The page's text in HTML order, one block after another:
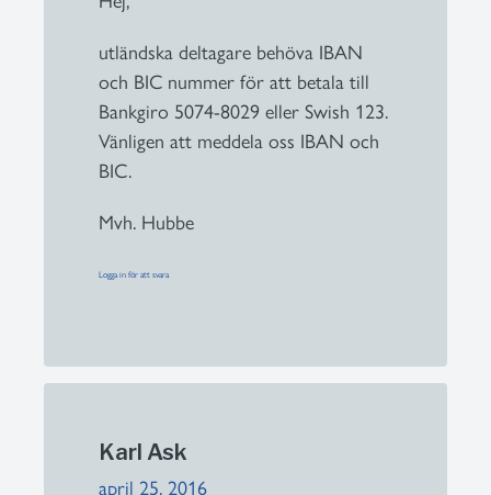
utländska deltagare behöva IBAN
och BIC nummer för att betala till
Bankgiro 5074-8029 eller Swish 123.
Vänligen att meddela oss IBAN och
BIC.
Mvh. Hubbe
Logga in för att svara
Karl Ask
april 25, 2016